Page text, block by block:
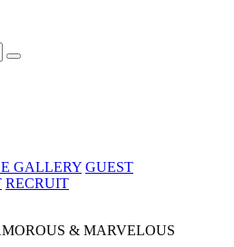
GALLERY GUEST
RECRUIT
& MARVELOUS